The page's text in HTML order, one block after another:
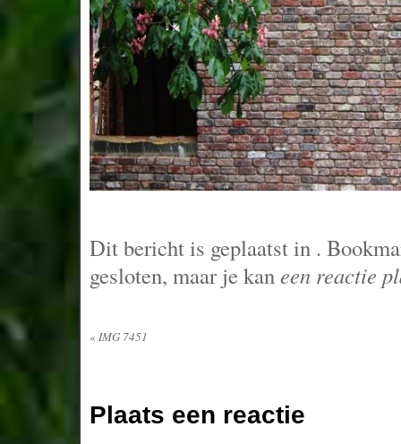
Dit bericht is geplaatst in .
gesloten, maar je kaneen reactie
« IMG 7451
Plaats een reactie